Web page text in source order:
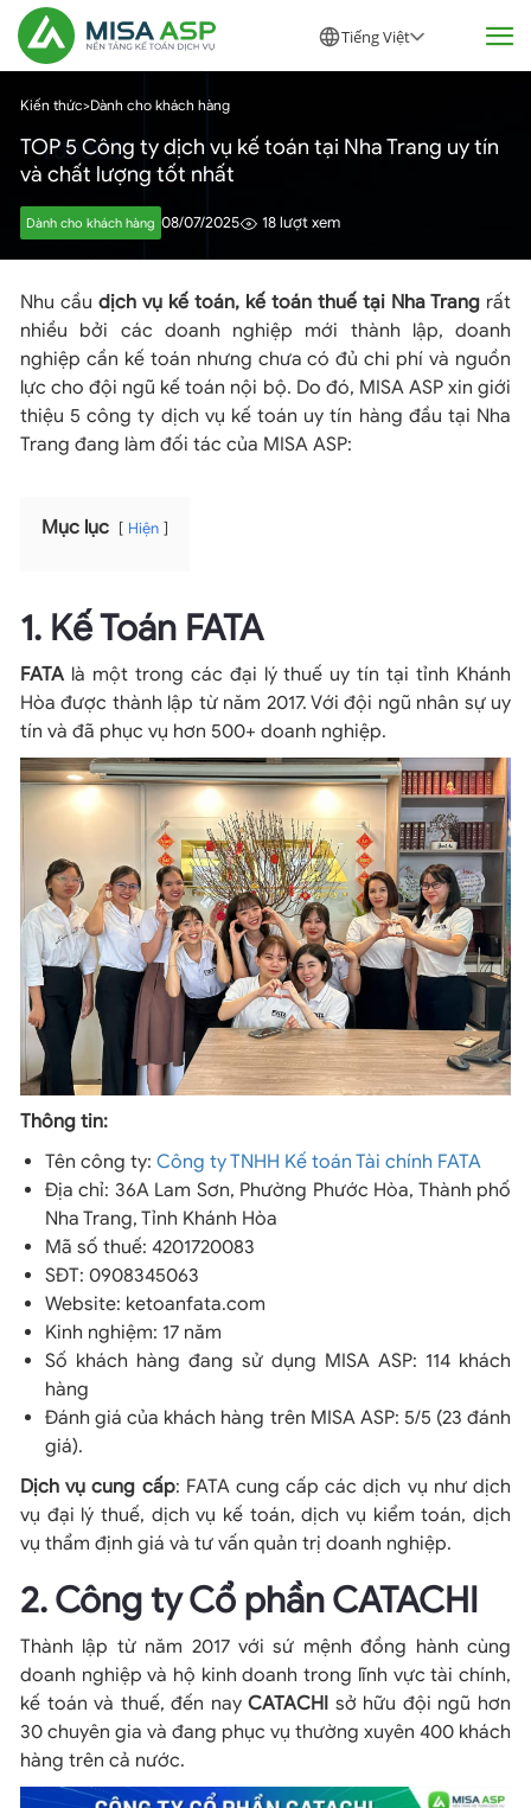
Tiếng Việt
Kiến thức>Dành cho khách hàng
TOP 5 Công ty dịch vụ kế toán tại Nha Trang uy tín
và chất lượng tốt nhất
Dành cho khách hàng 08/07/2025 18 lượt xem
Nhu cầu dịch vụ kế toán, kế toán thuế tại Nha Trang rất
nhiều bởi các doanh nghiệp mới thành lập, doanh
nghiệp cần kế toán nhưng chưa có đủ chi phí và nguồn
lực cho đội ngũ kế toán nội bộ. Do đó, MISA ASP xin giới
thiệu 5 công ty dịch vụ kế toán uy tín hàng đầu tại Nha
Trang đang làm đối tác của MISA ASP:
Mục lục Hiện
1. Kế Toán FATA
FATA là một trong các đại lý thuế uy tín tại tỉnh Khánh
Hòa được thành lập từ năm 2017. Với đội ngũ nhân sự uy
tín và đã phục vụ hơn 500+ doanh nghiệp.
Thông tin:
Tên công ty: Công ty TNHH Kế toán Tài chính FATA
Địa chỉ: 36A Lam Sơn, Phường Phước Hòa, Thành phố
Nha Trang, Tỉnh Khánh Hòa
Mã số thuế: 4201720083
SĐT: 0908345063
Website: ketoanfata.com
Kinh nghiệm: 17 năm
Số khách hàng đang sử dụng MISA ASP: 114 khách
hàng
Đánh giá của khách hàng trên MISA ASP: 5/5 (23 đánh
giá).
Dịch vụ cung cấp: FATA cung cấp các dịch vụ như dịch
vụ đại lý thuế, dịch vụ kế toán, dịch vụ kiểm toán, dịch
vụ thẩm định giá và tư vấn quản trị doanh nghiệp.
2. Công ty Cổ phần CATACHI
Thành lập từ năm 2017 với sứ mệnh đồng hành cùng
doanh nghiệp và hộ kinh doanh trong lĩnh vực tài chính,
kế toán và thuế, đến nayCATACHI sở hữu đội ngũ hơn
30 chuyên gia và đang phục vụ thường xuyên 400 khách
hàng trên cả nước.